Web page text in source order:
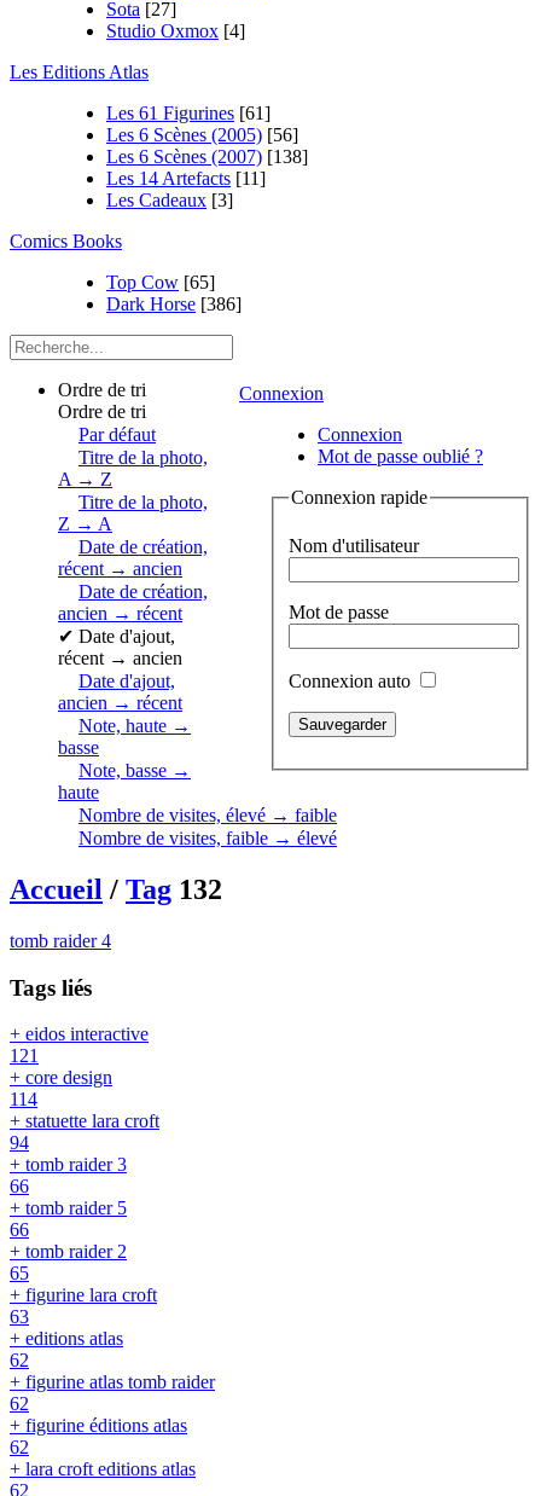
Sota [27]
Studio Oxmox [4]
Les Editions Atlas
Les 61 Figurines [61]
Les 6 Scènes (2005) [56]
Les 6 Scènes (2007) [138]
Les 14 Artefacts [11]
Les Cadeaux [3]
Comics Books
Top Cow [65]
Dark Horse [386]
Connexion
Connexion
Mot de passe oublié ?
Connexion rapide
Nom d'utilisateur
Mot de passe
Connexion auto
Ordre de tri
Ordre de tri
Par défaut
Titre de la photo,
A → Z
Titre de la photo,
Z → A
Date de création,
récent → ancien
Date de création,
ancien → récent
✔ Date d'ajout,
récent → ancien
Date d'ajout,
ancien → récent
Note, haute →
basse
Note, basse →
haute
Nombre de visites, élevé → faible
Nombre de visites, faible → élevé
Accueil / Tag 132
tomb raider 4
Tags liés
+ eidos interactive
121
+ core design
114
+ statuette lara croft
94
+ tomb raider 3
66
+ tomb raider 5
66
+ tomb raider 2
65
+ figurine lara croft
63
+ editions atlas
62
+ figurine atlas tomb raider
62
+ figurine éditions atlas
62
+ lara croft editions atlas
62